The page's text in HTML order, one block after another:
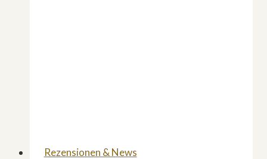
Rezensionen & News